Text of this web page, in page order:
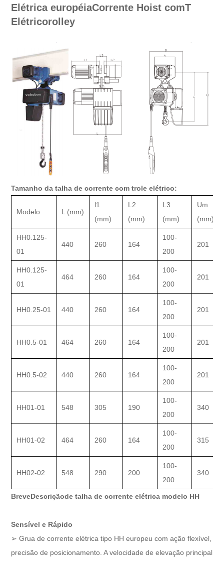
Elétrica européiaCorrente Hoist comT
Elétricorolley
Tamanho da talha de corrente com trole elétrico:
Modelo L (mm)
l1
(mm)
L2
(mm)
L3
(mm)
Um
(mm)
HH0.125-
01
440 260 164
100-
200
201
HH0.125-
01
464 260 164
100-
200
201
HH0.25-01 440 260 164
100-
200
201
HH0.5-01 464 260 164
100-
200
201
HH0.5-02 440 260 164
100-
200
201
HH01-01 548 305 190
100-
200
340
HH01-02 464 260 164
100-
200
315
HH02-02 548 290 200
100-
200
340
BreveDescriçãode talha de corrente elétrica modelo HH
Sensível e Rápido
➢ Grua de corrente elétrica tipo HH europeu com ação flexível,
precisão de posicionamento. A velocidade de elevação principal